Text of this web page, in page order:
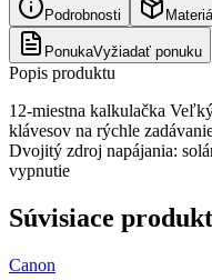
Podrobnosti Materiál
PonukaVyžiadať ponuku
Popis produktu
12-miestna kalkulačka
klávesov na rýchle
Dvojitý zdroj napájania:
vypnutie
Súvisiace
Canon